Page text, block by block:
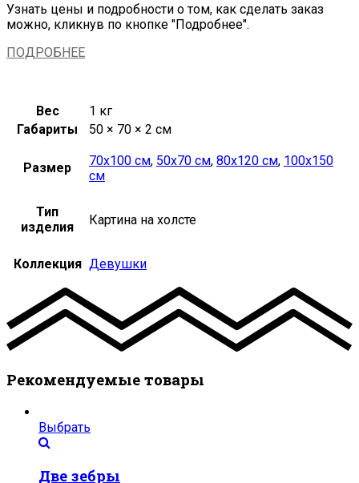
Узнать цены и подробности о том, как сделать заказ
можно, кликнув по кнопке "Подробнее".
ПОДРОБНЕЕ
Вес
1 кг
Габариты
50 × 70 × 2 см
Размер 70х100 см, 50х70 см, 80х120 см, 100х150
см
Тип
изделия
Картина на холсте
Коллекция Девушки
Рекомендуемые товары
Выбрать
Две зебры